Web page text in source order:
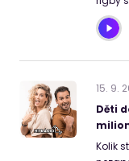
15. 9.
Děti
Kolik